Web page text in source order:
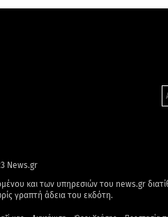
News.gr
και των υπηρεσιών του news.gr
γραπτή άδεια του εκδότη.